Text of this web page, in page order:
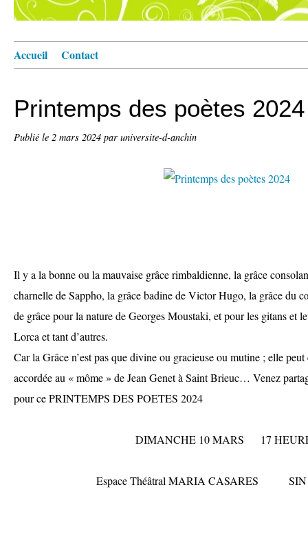
Accueil Contact
Printemps des poètes 2024
Publié le 2 mars 2024 par universite-d-anchin
Il y a la bonne ou la mauvaise grâce rimbaldienne, la grâce
charnelle de Sappho, la grâce badine de Victor Hugo, la grâce du
de grâce pour la nature de Georges Moustaki, et pour les gitans et
Lorca et tant d’autres.
Car la Grâce n’est pas que divine ou gracieuse ou mutine ; elle peut
accordée au « môme » de Jean Genet à Saint Brieuc… Venez
pour ce PRINTEMPS DES POETES 2024
DIMANCHE 10 MARS 17
Espace Théâtral MARIA CASARES SIN